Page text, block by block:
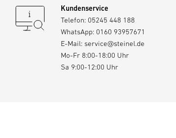
Kundenservice
Telefon: 05245 448 188
WhatsApp: 0160 93957671
E-Mail: service@steinel.de
Mo-Fr 8:00-18:00 Uhr
Sa 9:00-12:00 Uhr